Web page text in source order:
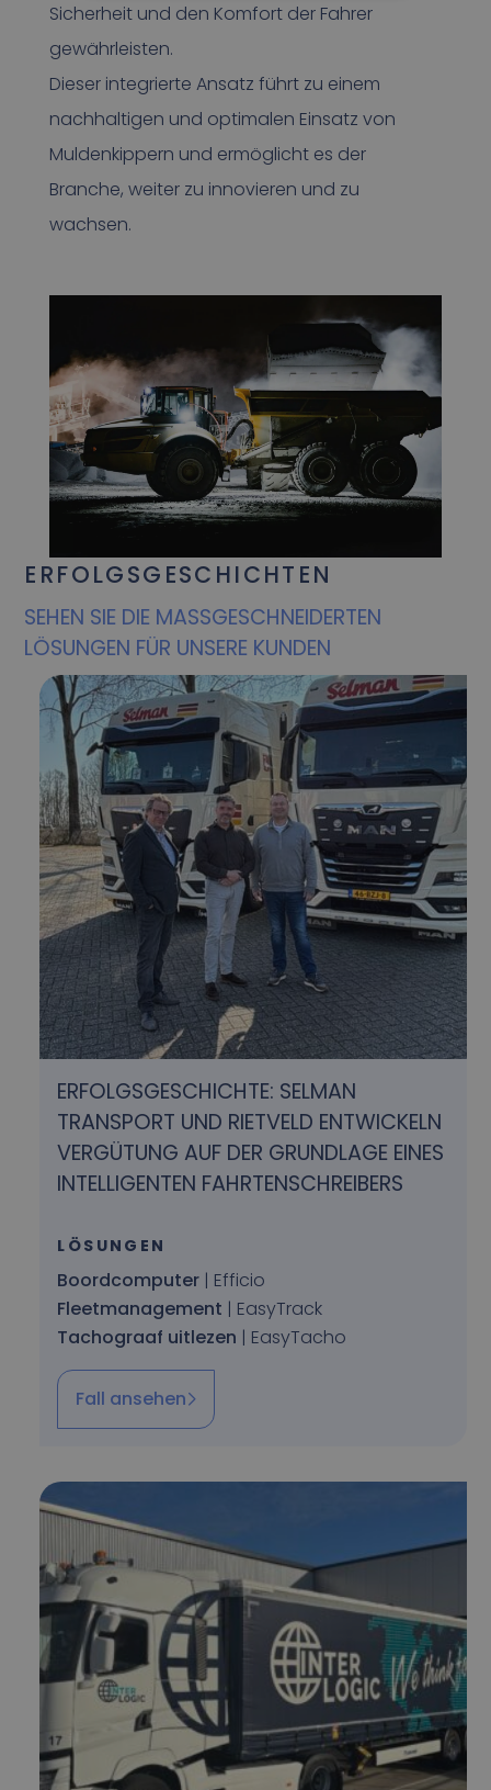
Sicherheit und den Komfort der Fahrer
gewährleisten.
Dieser integrierte Ansatz führt zu einem
nachhaltigen und optimalen Einsatz von
Muldenkippern und ermöglicht es der
Branche, weiter zu innovieren und zu
wachsen.
ERFOLGSGESCHICHTEN
SEHEN SIE DIE MASSGESCHNEIDERTEN L
ÖSUNGEN FÜR UNSERE KUNDEN
ERFOLGSGESCHICHTE: SELMAN
TRANSPORT UND RIETVELD ENTWICKELN
VERGÜTUNG AUF DER GRUNDLAGE EINES
INTELLIGENTEN FAHRTENSCHREIBERS
LÖSUNGEN
Boordcomputer | Efficio
Fleetmanagement | EasyTrack
Tachograaf uitlezen | EasyTacho
Fall ansehen